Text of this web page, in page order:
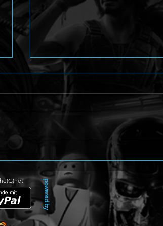
Atelier Resleriana: The Red
Alchemist & The White
Guardian Gameplay-System
Trailer und Screenshots
powered by